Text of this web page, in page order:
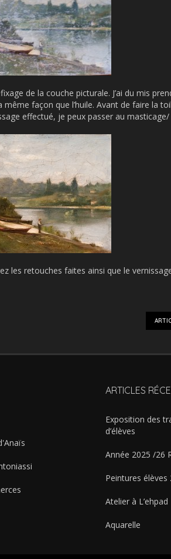
de la couche picturale. J’ai du mis
façon que l’huile. Avant de faire la
effectué, je peux passer au
les retouches faites ainsi que le
ARTICLES
Exposition des
d’élèves
Année 2025 /26
Peintures élèves
Atelier à L’ehpad
Aquarelle